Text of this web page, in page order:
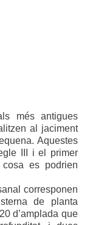
més antigues
al jaciment
Aquestes
III i el primer
es podrien
corresponen
de planta
d’amplada que